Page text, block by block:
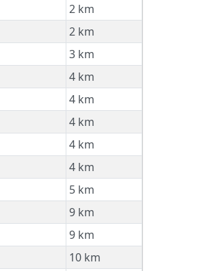
2 km
2 km
3 km
4 km
4 km
4 km
4 km
4 km
5 km
9 km
9 km
10 km